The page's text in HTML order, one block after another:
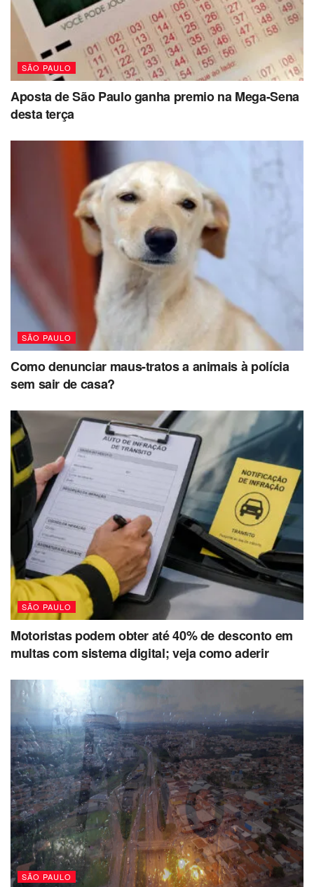
SÃO PAULO
Aposta de São Paulo ganha premio na Mega-Sena
desta terça
SÃO PAULO
Como denunciar maus-tratos a animais à polícia
sem sair de casa?
SÃO PAULO
Motoristas podem obter até 40% de desconto em
multas com sistema digital; veja como aderir
SÃO PAULO